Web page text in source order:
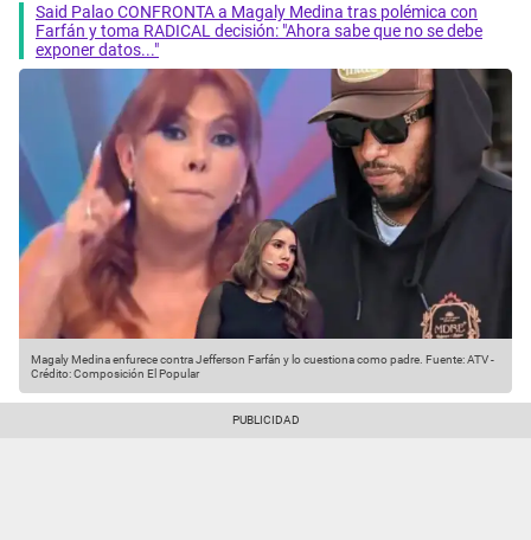
Said Palao CONFRONTA a Magaly Medina tras polémica con
Farfán y toma RADICAL decisión: "Ahora sabe que no se debe
exponer datos..."
Magaly Medina enfurece contra Jefferson Farfán y lo cuestiona como padre. Fuente: ATV-
Crédito: Composición El Popular